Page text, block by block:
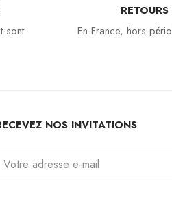
sont
En France, hors
NOS INVITATIONS